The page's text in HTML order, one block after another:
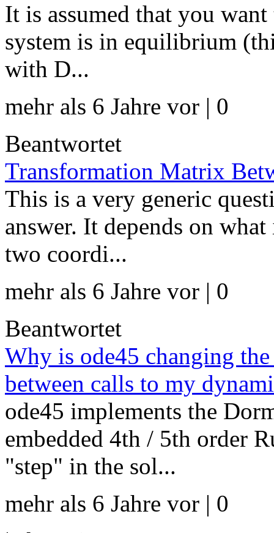
It is assumed that you
system is in equilibrium
with D...
mehr als 6 Jahre vor | 0
Beantwortet
Transformation Matrix
This is a very generic
answer. It depends on
two coordi...
mehr als 6 Jahre vor | 0
Beantwortet
Why is ode45 changing
between calls to my
ode45 implements the
embedded 4th / 5th order
"step" in the sol...
mehr als 6 Jahre vor | 0